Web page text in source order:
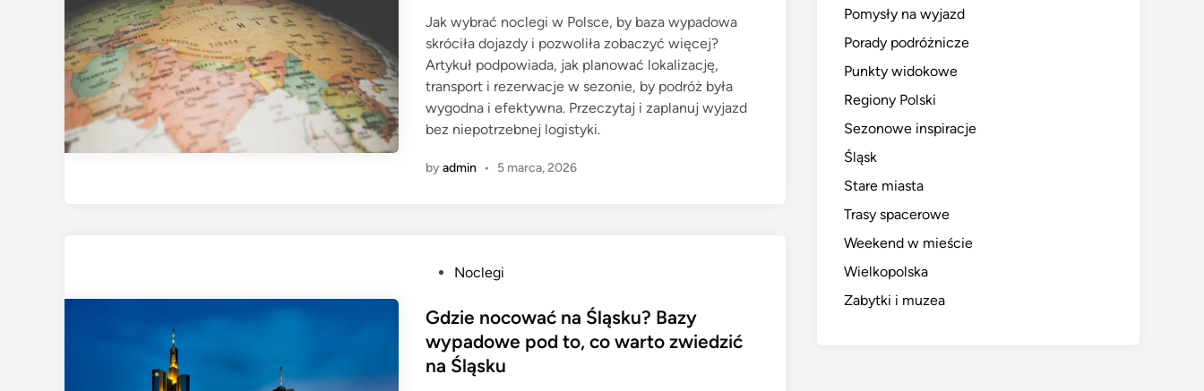
d
i
n
Jak wybrać noclegi w Polsce, by baza wypadowa
skróciła dojazdy i pozwoliła zobaczyć więcej?
Artykuł podpowiada, jak planować lokalizację,
transport i rezerwacje w sezonie, by podróż była
wygodna i efektywna. Przeczytaj i zaplanuj wyjazd
bez niepotrzebnej logistyki.
byadmin • 5 marca, 2026
s
t
Noclegi
Gdzie nocować na Śląsku? Bazy
wypadowe pod to, co warto zwiedzić
na Śląsku
Pomysły na wyjazd
Porady podróżnicze
Punkty widokowe
Regiony Polski
Sezonowe inspiracje
Śląsk
Stare miasta
Trasy spacerowe
Weekend w mieście
Wielkopolska
Zabytki i muzea